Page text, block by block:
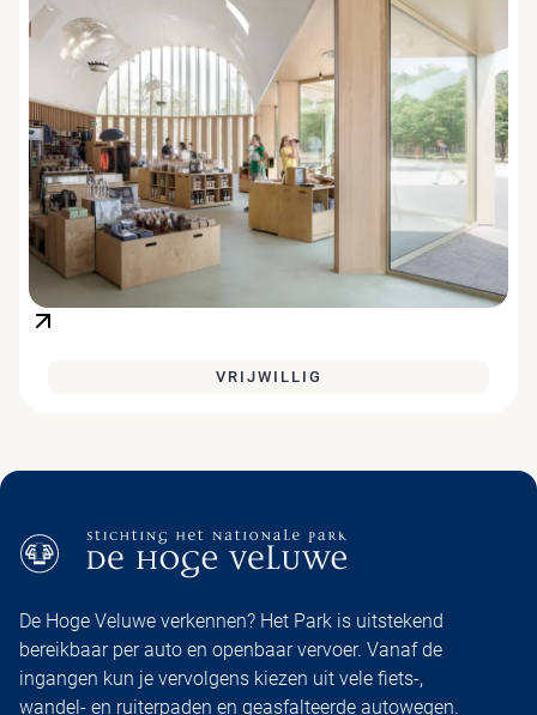
VRIJWILLIG
De Hoge Veluwe verkennen? Het Park is uitstekend
bereikbaar per auto en openbaar vervoer. Vanaf de
ingangen kun je vervolgens kiezen uit vele fiets-,
wandel- en ruiterpaden en geasfalteerde autowegen.